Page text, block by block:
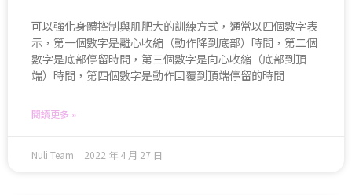
可以強化身體控制與肌肥大的訓練方式，通常以四個數字表
示，第一個數字是離心收縮（動作降到底部）時間，第二個
數字是底部停留時間，第三個數字是向心收縮（底部到頂
端）時間，第四個數字是動作回覆到頂端停留的時間
閱讀更多 »
Nuli Team 2022 年 4 月 27 日